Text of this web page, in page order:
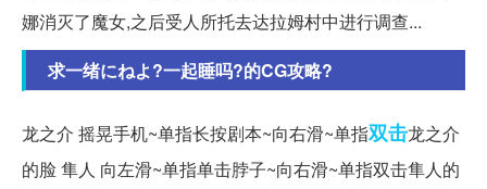
娜消灭了魔女,之后受人所托去达拉姆村中进行调查...
求一绪にねよ?一起睡吗?的CG攻略?
龙之介 摇晃手机~单指长按剧本~向右滑~单指双击龙之介
的脸 隼人 向左滑~单指单击脖子~向右滑~单指双击隼人的